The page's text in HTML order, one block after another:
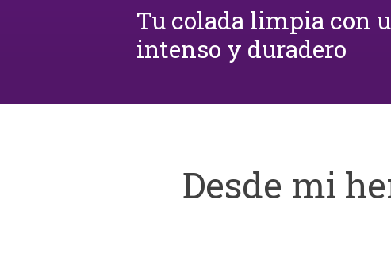
Tu colada limpia con
intenso y duradero
Desde mi